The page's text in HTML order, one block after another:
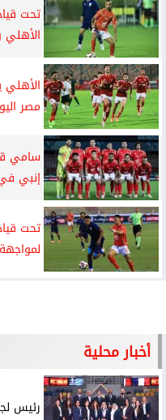
تحت
مصر
سامي
إنبي
تحت
أخبار محلية
رئيس